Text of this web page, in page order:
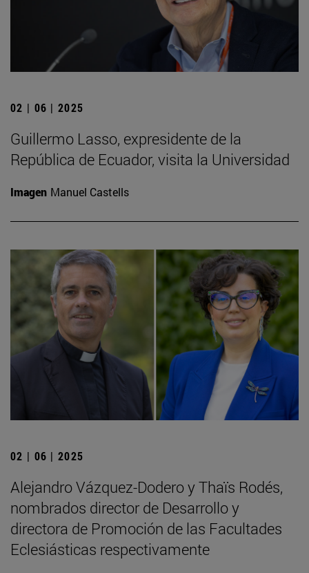
02 | 06 | 2025
Guillermo Lasso, expresidente de la
República de Ecuador, visita la Universidad
Imagen Manuel Castells
02 | 06 | 2025
Alejandro Vázquez-Dodero y Thaïs Rodés,
nombrados director de Desarrollo y
directora de Promoción de las Facultades
Eclesiásticas respectivamente